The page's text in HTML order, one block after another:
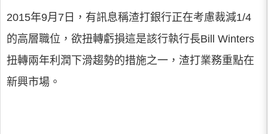
2015年9月7日，有訊息稱渣打銀行正在考慮裁減1/4
的高層職位，欲扭轉虧損這是該行執行長Bill Winters
扭轉兩年利潤下滑趨勢的措施之一，渣打業務重點在
新興市場。